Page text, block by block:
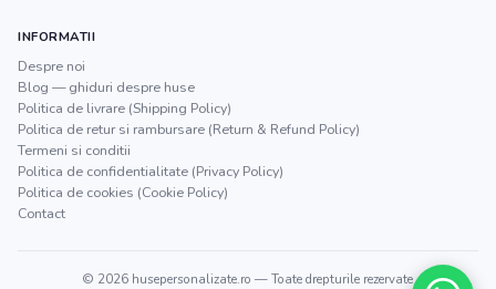
INFORMATII
Despre noi
Blog — ghiduri despre huse
Politica de livrare (Shipping Policy)
Politica de retur si rambursare (Return & Refund Policy)
Termeni si conditii
Politica de confidentialitate (Privacy Policy)
Politica de cookies (Cookie Policy)
Contact
© 2026 husepersonalizate.ro — Toate drepturile rezervate